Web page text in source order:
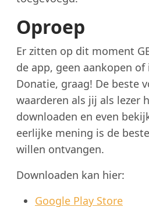
Oproep
Er zitten op dit moment
de app, geen aankopen
Donatie, graag! De beste
waarderen als jij als lezer
downloaden en even
eerlijke mening is de
willen ontvangen.
Downloaden kan hier:
Google Play Store